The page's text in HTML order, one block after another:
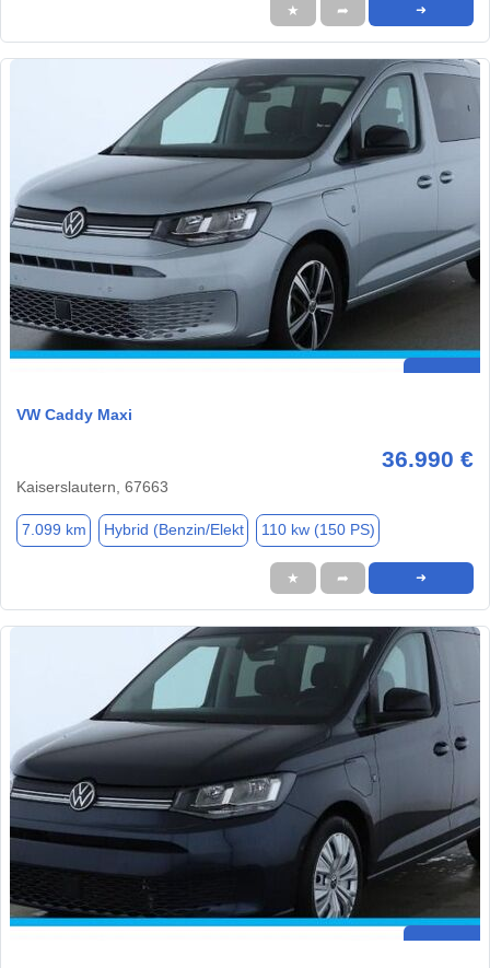
★ ➦ ➜
VW Caddy Maxi
36.990 €
Kaiserslautern, 67663
7.099 km Hybrid (Benzin/Elekt 110 kw (150 PS)
★ ➦ ➜